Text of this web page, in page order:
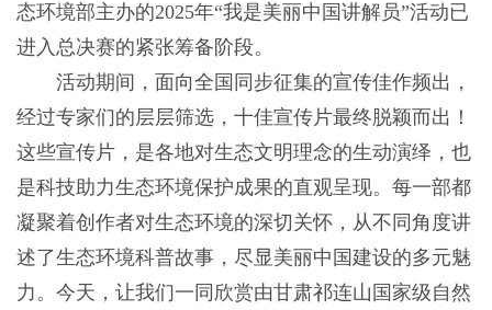
态环境部主办的2025年“我是美丽中国讲解员”活动已
进入总决赛的紧张筹备阶段。
活动期间，面向全国同步征集的宣传佳作频出，
经过专家们的层层筛选，十佳宣传片最终脱颖而出！
这些宣传片，是各地对生态文明理念的生动演绎，也
是科技助力生态环境保护成果的直观呈现。每一部都
凝聚着创作者对生态环境的深切关怀，从不同角度讲
述了生态环境科普故事，尽显美丽中国建设的多元魅
力。今天，让我们一同欣赏由甘肃祁连山国家级自然